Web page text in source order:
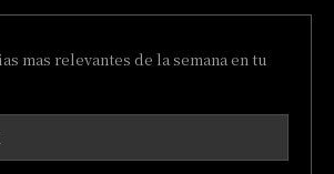
mas relevantes de la semana en tu